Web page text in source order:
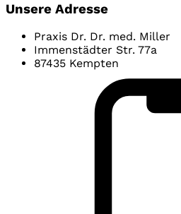
Unsere Adresse
Praxis Dr. Dr. med. Miller
Immenstädter Str. 77a
87435 Kempten